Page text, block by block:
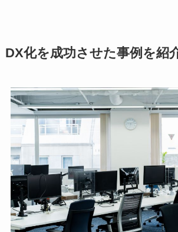
DX化を成功させた事例を紹